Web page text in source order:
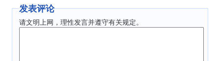
公会统一拨付。会员会费由分会代收后交公会管理。公会共
有工作人员28O多人，其中总部16 0多人。公会的管理机构
发表评论
请文明上网，理性发言并遵守有关规定。